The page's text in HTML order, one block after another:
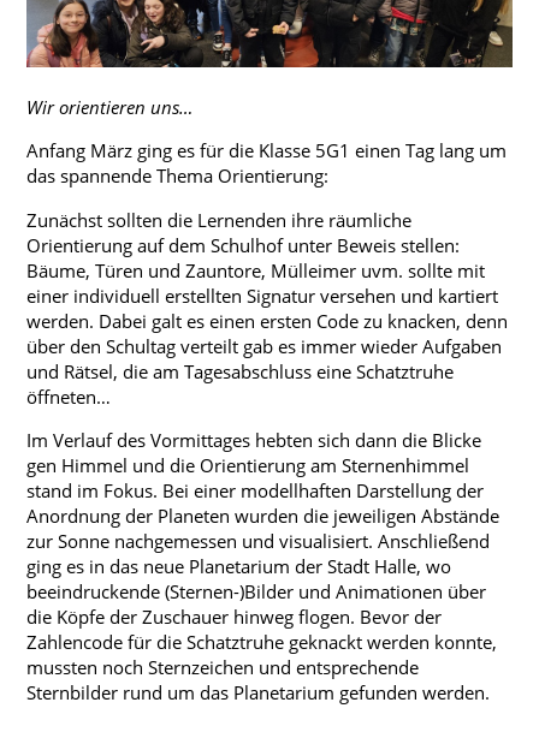
Berufs- und Studienorientierung
Wettbewerbe
Vertretungsplan - Schüler
Vertretungsplan - Lehrer
IServ Schulplattform
Moodle
Aktuelles Schuljahr
Termine
Regelungen und Organisation
Fachkonferenzen
Archiv
Unterrichtszeiten
Wir orientieren uns…
Anfang März ging es für die Klasse 5G1 einen Tag lang um
das spannende Thema Orientierung:
Zunächst sollten die Lernenden ihre räumliche
Orientierung auf dem Schulhof unter Beweis stellen:
Bäume, Türen und Zauntore, Mülleimer uvm. sollte mit
einer individuell erstellten Signatur versehen und kartiert
werden. Dabei galt es einen ersten Code zu knacken, denn
über den Schultag verteilt gab es immer wieder Aufgaben
und Rätsel, die am Tagesabschluss eine Schatztruhe
öffneten…
Im Verlauf des Vormittages hebten sich dann die Blicke
gen Himmel und die Orientierung am Sternenhimmel
stand im Fokus. Bei einer modellhaften Darstellung der
Anordnung der Planeten wurden die jeweiligen Abstände
zur Sonne nachgemessen und visualisiert. Anschließend
ging es in das neue Planetarium der Stadt Halle, wo
beeindruckende (Sternen-)Bilder und Animationen über
die Köpfe der Zuschauer hinweg flogen. Bevor der
Zahlencode für die Schatztruhe geknackt werden konnte,
mussten noch Sternzeichen und entsprechende
Sternbilder rund um das Planetarium gefunden werden.